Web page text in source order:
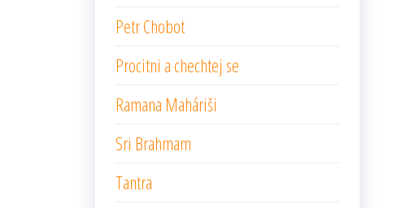
Petr Chobot
Procitni a chechtej se
Ramana Maháriši
Sri Brahmam
Tantra